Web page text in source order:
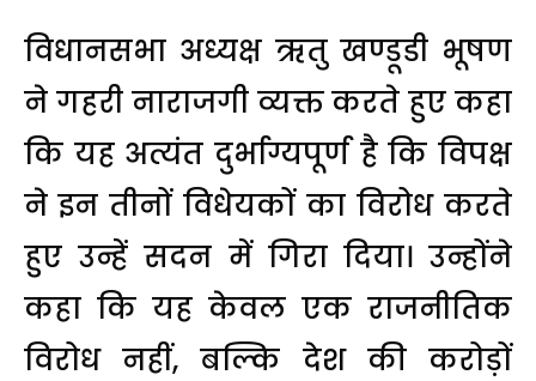
विधानसभा अध्यक्ष ऋतु खण्डूडी भूषण
ने गहरी नाराजगी व्यक्त करते हुए कहा
कि यह अत्यंत दुर्भाग्यपूर्ण है कि विपक्ष
ने इन तीनों विधेयकों का विरोध करते
हुए उन्हें सदन में गिरा दिया। उन्होंने
कहा कि यह केवल एक राजनीतिक
विरोध नहीं, बल्कि देश की करोड़ों